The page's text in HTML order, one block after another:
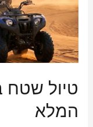
טיול שטח
המלא